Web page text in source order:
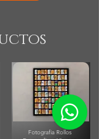
Fotografia Rollos